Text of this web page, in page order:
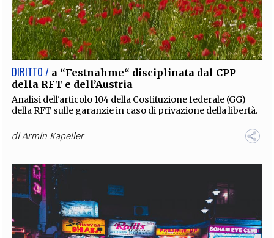
DIRITTO / a “Festnahme“ disciplinata dal CPP
della RFT e dell’Austria
Analisi dell'articolo 104 della Costituzione federale (GG)
della RFT sulle garanzie in caso di privazione della libertà.
diArmin Kapeller